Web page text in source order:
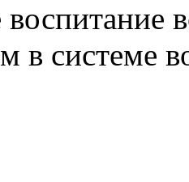
в системе